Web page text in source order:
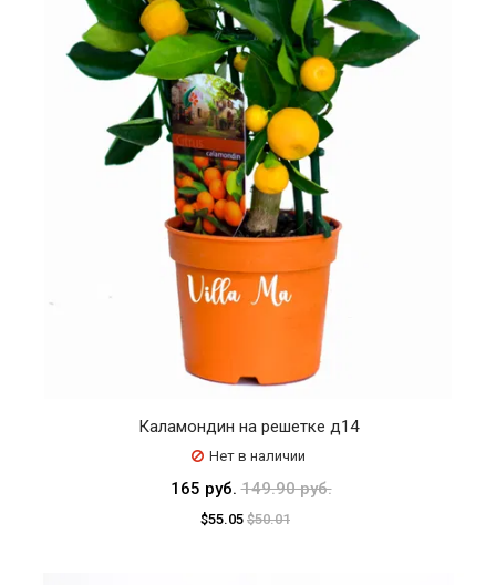
Каламондин на решетке д14
Нет в наличии
165 руб.149.90 руб.
$55.05 $50.01